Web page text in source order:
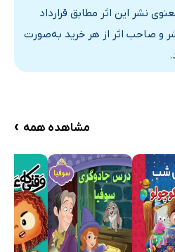
نشر این اثر مطابق قرارداد
و صاحب اثر از هر خرید به‌صورت
مشاهده همه ›